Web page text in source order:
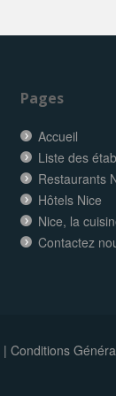
Pages
Accueil
Liste des
Restaurants
Hôtels Nice
Nice, la
Contactez
| Conditions